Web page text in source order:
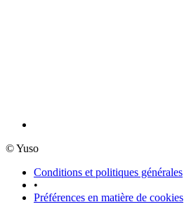
© Yuso
Conditions et politiques générales
•
Préférences en matière de cookies